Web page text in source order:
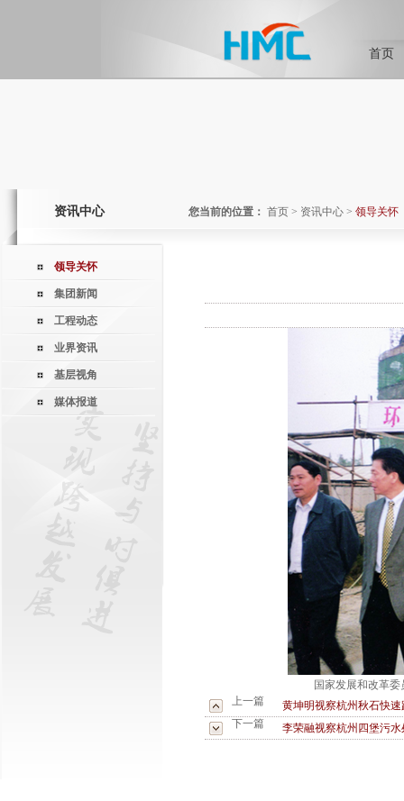
首页
资讯中心 您当前的位置： 首页 > 资讯中心 > 领导关怀
领导关怀
集团新闻
工程动态
业界资讯
基层视角
媒体报道
国家发展和改革
上一篇
黄坤明视察杭州秋石快速
下一篇
李荣融视察杭州四堡污